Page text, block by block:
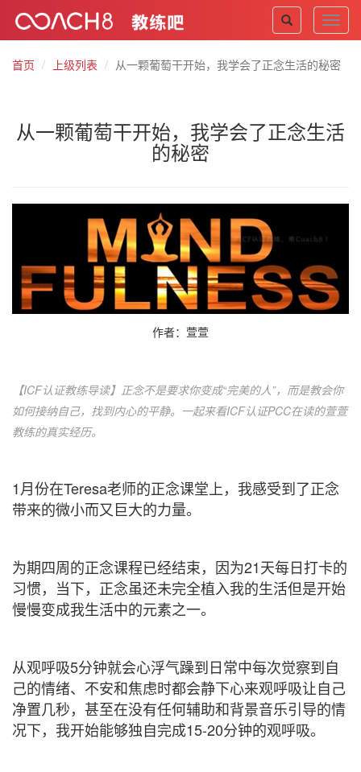
首页
上级列表 从一颗葡萄干开始，我学会了正念生活的秘密
从一颗葡萄干开始，我学会了正念生活
的秘密
作者：萱萱
【ICF认证教练导读】正念不是要求你变成“完美的人”，而是教会你
如何接纳自己，找到内心的平静。一起来看ICF认证PCC在读的萱萱
教练的真实经历。
1月份在Teresa老师的正念课堂上，我感受到了正念
带来的微小而又巨大的力量。
为期四周的正念课程已经结束，因为21天每日打卡的
习惯，当下，正念虽还未完全植入我的生活但是开始
慢慢变成我生活中的元素之一。
从观呼吸5分钟就会心浮气躁到日常中每次觉察到自
己的情绪、不安和焦虑时都会静下心来观呼吸让自己
净置几秒，甚至在没有任何辅助和背景音乐引导的情
况下，我开始能够独自完成15-20分钟的观呼吸。